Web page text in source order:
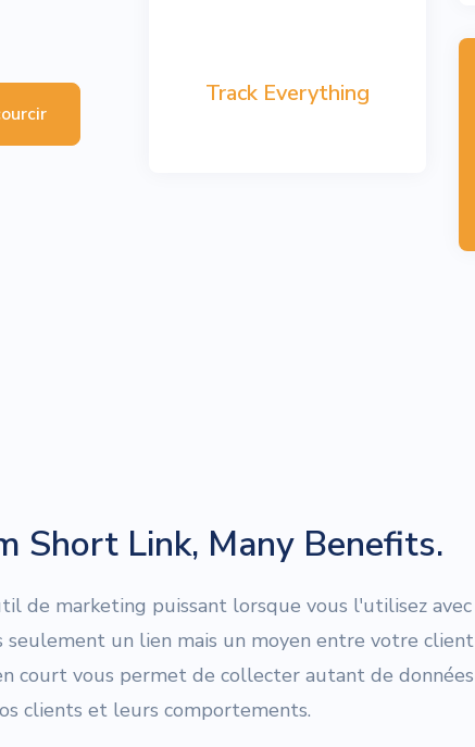
Track Everything
Short Link, Many Benefits.
de marketing puissant lorsque vous l'utilisez avec
seulement un lien mais un moyen entre votre client
court vous permet de collecter autant de données
clients et leurs comportements.